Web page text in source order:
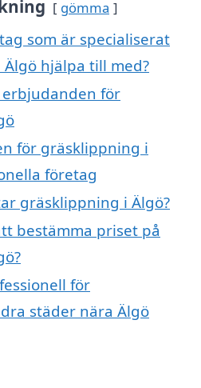
gömma
som är specialiserat
hjälpa till med?
för
för gräsklippning i
företag
gräsklippning i Älgö?
bestämma priset på
för
städer nära Älgö